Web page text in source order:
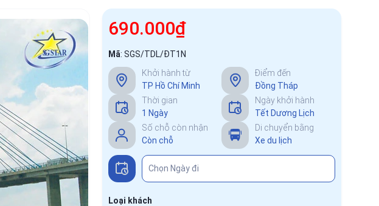
690.000₫
Mã: SGS/TDL/ĐT1N
Khởi hành từ
TP Hồ Chí Minh
Điểm đến
Đồng Tháp
Thời gian
1 Ngày
Ngày khởi hành
Tết Dương Lịch
Số chỗ còn nhận
Còn chỗ
Di chuyển bằng
Xe du lịch
Loại khách